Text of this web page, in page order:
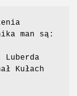
man są:
Luberda
Kułach